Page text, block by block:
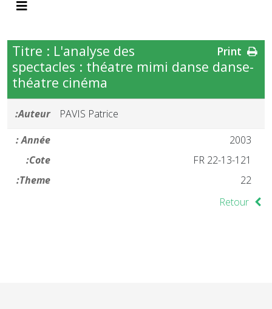
Titre : L'analyse des
spectacles : théatre mimi danse danse-
théatre cinéma
Auteur:
PAVIS Patrice
Année :
2003
Cote:
FR 22-13-121
Theme:
22
Retour